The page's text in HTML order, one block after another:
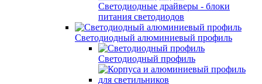
Светодиодные драйверы - блоки
питания светодиодов
Светодиодный алюминиевый профиль
Светодиодный профиль